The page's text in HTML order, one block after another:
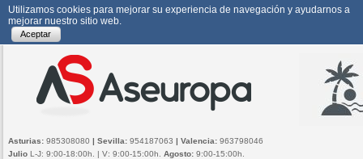
Utilizamos cookies para mejorar su experiencia de navegación y ayudarnos a
mejorar nuestro sitio web.
Aceptar
Asturias: 985308080 | Sevilla: 954187063 | Valencia: 963798046
Julio L-J: 9:00-18:00h. | V: 9:00-15:00h. Agosto: 9:00-15:00h.